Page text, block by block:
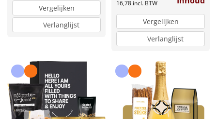
Vergelijken
Verlanglijst
16,78 incl. BTW
Vergelijken
Verlanglijst